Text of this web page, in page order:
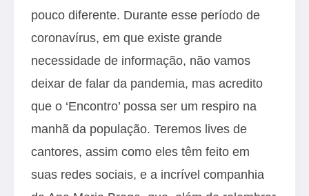
pouco diferente. Durante esse período de
coronavírus, em que existe grande
necessidade de informação, não vamos
deixar de falar da pandemia, mas acredito
que o ‘Encontro’ possa ser um respiro na
manhã da população. Teremos lives de
cantores, assim como eles têm feito em
suas redes sociais, e a incrível companhia